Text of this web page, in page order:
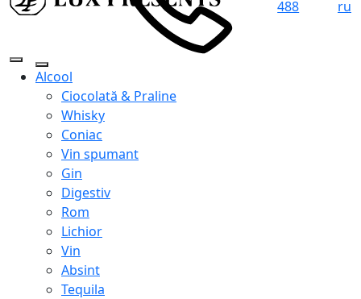
488
ru
Alcool
Ciocolată & Praline
Whisky
Coniac
Vin spumant
Gin
Digestiv
Rom
Lichior
Vin
Absint
Tequila